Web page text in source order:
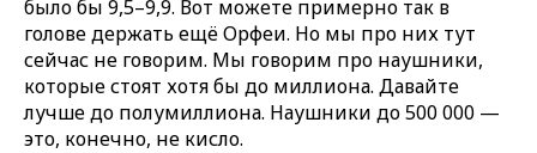
было бы 9,5–9,9. Вот можете примерно так в
голове держать ещё Орфеи. Но мы про них тут
сейчас не говорим. Мы говорим про наушники,
которые стоят хотя бы до миллиона. Давайте
лучше до полумиллиона. Наушники до 500 000 —
это, конечно, не кисло.